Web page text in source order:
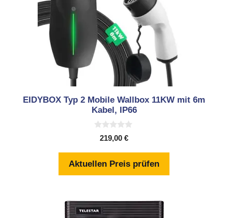
EIDYBOX Typ 2 Mobile Wallbox 11KW mit 6m
Kabel, IP66
5
219,00 €
Aktuellen Preis prüfen